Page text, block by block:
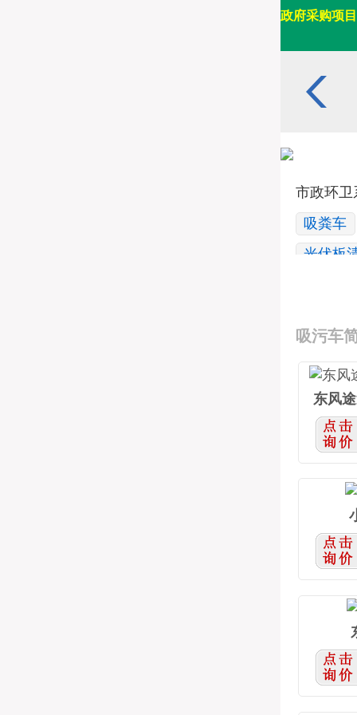
政府采购项
市政环卫
吸粪车
光伏板
被服洗
工程运
云梯搬
粉料物
售货车
3类易
吸污车
东风